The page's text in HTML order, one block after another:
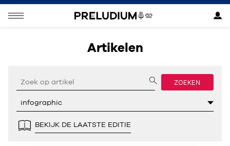
Artikelen
ZOEKEN
BEKIJK DE LAATSTE EDITIE